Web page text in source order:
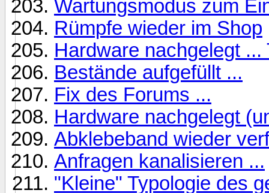
Wartungsmodus zum
Rümpfe wieder im Shop
Hardware nachgelegt ...
Bestände aufgefüllt ...
Fix des Forums ...
Hardware nachgelegt
Abklebeband wieder
Anfragen kanalisieren ...
"Kleine" Typologie des